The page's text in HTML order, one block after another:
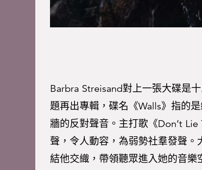
Barbra Streisand對上一張大碟是
題再出專輯，碟名《Walls》指的
牆的反對聲音。主打歌《Don’t
聲，令人動容，為弱勢社羣發聲
結他交織，帶領聽眾進入她的音